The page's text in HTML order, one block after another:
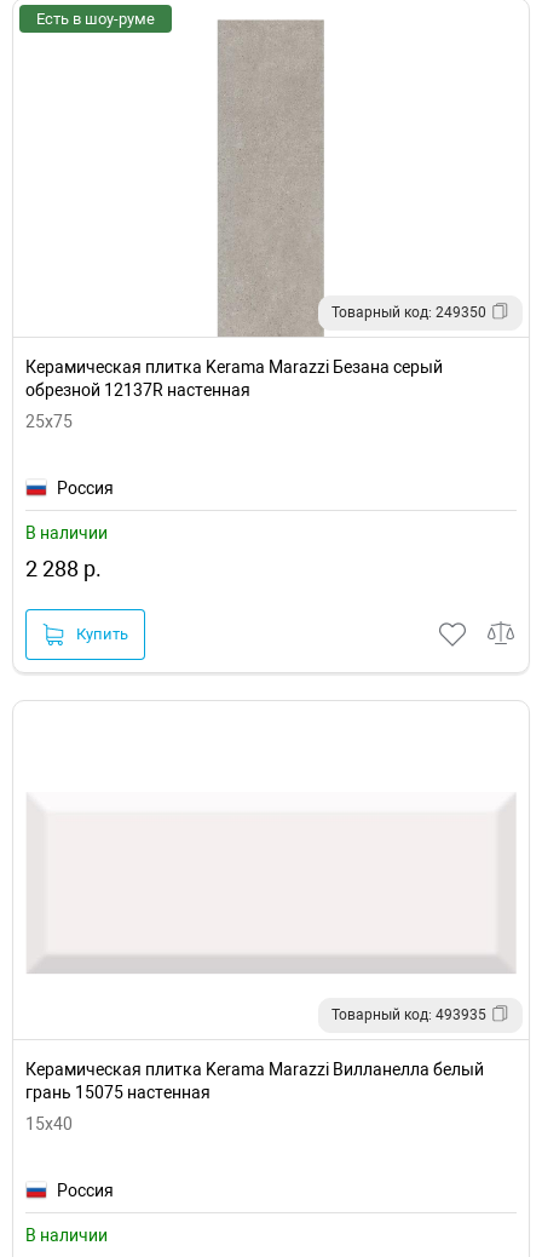
Есть в шоу-руме
Товарный код: 249350
Керамическая плитка Kerama Marazzi Безана серый
обрезной 12137R настенная
25x75
Россия
В наличии
2 288 р.
Купить
Товарный код: 493935
Керамическая плитка Kerama Marazzi Вилланелла белый
грань 15075 настенная
15х40
Россия
В наличии